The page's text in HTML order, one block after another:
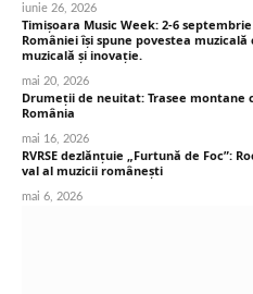
iunie 26, 2026
Timișoara Music Week: 2-6
României își spune povestea
muzicală și inovație.
mai 20, 2026
Drumeții de neuitat: Trasee montane
România
mai 16, 2026
RVRSE dezlănțuie „Furtună de Foc”:
val al muzicii românești
mai 6, 2026